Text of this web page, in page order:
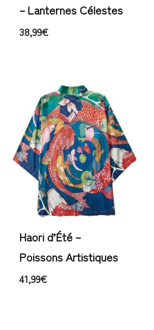
– Lanternes Célestes
38,99€
Haori d’Été –
Poissons Artistiques
41,99€